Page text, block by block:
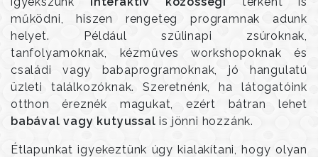
működni, hiszen rengeteg programnak adunk
helyet. Például szülinapi zsúroknak,
tanfolyamoknak, kézműves workshopoknak és
családi vagy babaprogramoknak, jó hangulatú
üzleti találkozóknak. Szeretnénk, ha látogatóink
otthon éreznék magukat, ezért bátran lehet
babával vagy kutyussal is jönni hozzánk.
Étlapunkat igyekeztünk úgy kialakítani, hogy olyan